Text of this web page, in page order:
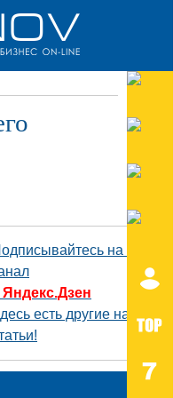
на наш
Яндекс.Дзен
есть другие наши